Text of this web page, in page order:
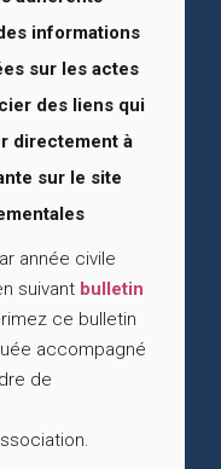
informations
sur les actes
des liens qui
directement à
sur le site
année civile
suivant bulletin
ce bulletin
accompagné
de